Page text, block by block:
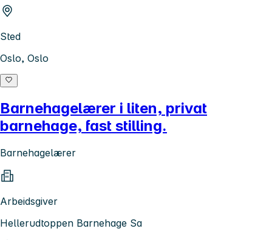
Sted
Oslo, Oslo
Barnehagelærer i liten, privat
barnehage, fast stilling.
Barnehagelærer
Arbeidsgiver
Hellerudtoppen Barnehage Sa